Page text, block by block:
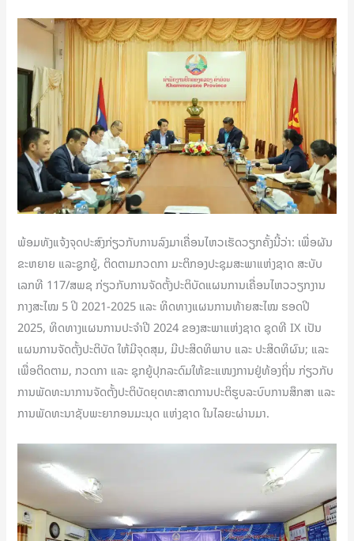
ພ້ອມທັງແຈ້ງຈຸດປະສົງກ່ຽວກັບການລົງມາເຄື່ອນໄຫວເຮັດວຽກຄັ້ງນີ້ວ່າ: ເພື່ອຜັນ
ຂະຫຍາຍ ແລະຊູກຍູ້, ຕິດຕາມກວດກາ ມະຕິກອງປະຊຸມສະພາແຫ່ງຊາດ ສະບັບ
ເລກທີ 117/ສພຊ ກ່ຽວກັບການຈັດຕັ້ງປະຕິບັດແຜນການເຄື່ອນໄຫວວຽກງານ
ກາງສະໄໝ 5 ປີ 2021-2025 ແລະ ທິດທາງແຜນການທ້າຍສະໄໝ ຮອດປີ
2025, ທິດທາງແຜນການປະຈໍາປີ 2024 ຂອງສະພາແຫ່ງຊາດ ຊຸດທີ IX ເປັນ
ແຜນການຈັດຕັ້ງປະຕິບັດ ໃຫ້ມີຈຸດສຸມ, ມີປະສິດທິພາບ ແລະ ປະສິດທິຜົນ; ແລະ
ເພື່ອຕິດຕາມ, ກວດກາ ແລະ ຊຸກຍູ້ປຸກລະດົມໃຫ້ຂະແໜງການຢູ່ທ້ອງຖິ່ນ ກ່ຽວກັບ
ການພັດທະນາການຈັດຕັ້ງປະຕິບັດຍຸດທະສາດການປະຕິຮູບລະບົບການສຶກສາ ແລະ
ການພັດທະນາຊັບພະຍາກອນມະນຸດ ແຫ່ງຊາດ ໃນໄລຍະຜ່ານມາ.